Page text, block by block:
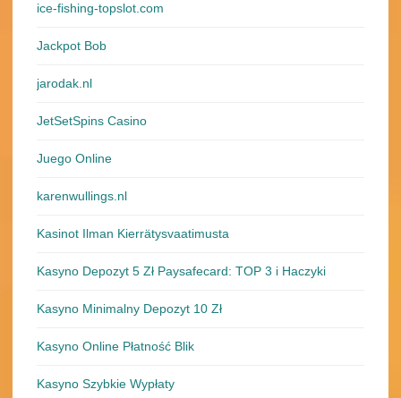
ice-fishing-topslot.com
Jackpot Bob
jarodak.nl
JetSetSpins Casino
Juego Online
karenwullings.nl
Kasinot Ilman Kierrätysvaatimusta
Kasyno Depozyt 5 Zł Paysafecard: TOP 3 i Haczyki
Kasyno Minimalny Depozyt 10 Zł
Kasyno Online Płatność Blik
Kasyno Szybkie Wypłaty